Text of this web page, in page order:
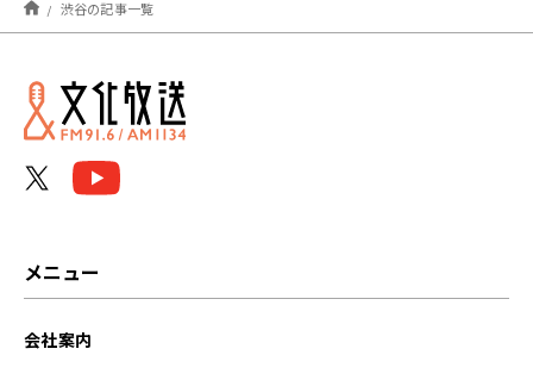
2021年12月
渋谷の記事一覧
メニュー
会社案内